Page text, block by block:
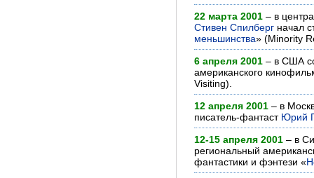
22 марта 2001 – в
Стивен Спилберг начал
меньшинства» (Minority
6 апреля 2001 – в США
американского
Visiting).
12 апреля 2001 – в
писатель-фантаст Юрий
12-15 апреля 2001 – в
региональный
фантастики и фэнтези «